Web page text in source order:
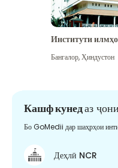
Институти
Бангалор,Ҳиндустон
Кашф кунедаз
Бо GoMedii дар шаҳрҳои
Деҳлӣ NCR